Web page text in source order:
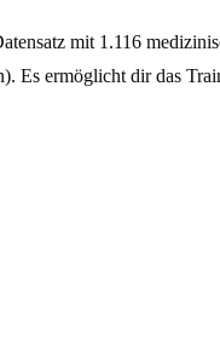
mit 1.116
Es ermöglicht dir das